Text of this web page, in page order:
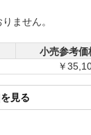
ません。
小売参考価
￥
見る